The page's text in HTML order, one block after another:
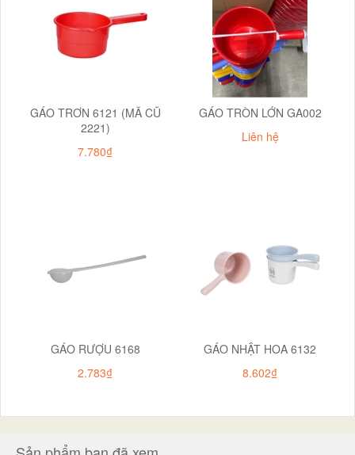
GÁO TRƠN 6121 (MÃ CŨ
2221)
7.780₫
GÁO TRÒN LỚN GA002
Liên hệ
GÁO RƯỢU 6168
2.783₫
GÁO NHẬT HOA 6132
8.602₫